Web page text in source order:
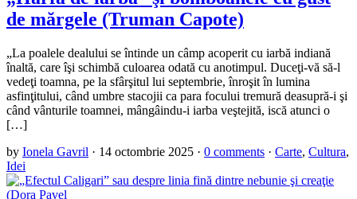
de mărgele (Truman Capote)
„La poalele dealului se întinde un câmp acoperit cu iarbă indiană
înaltă, care îşi schimbă culoarea odată cu anotimpul. Duceţi-vă să-l
vedeţi toamna, pe la sfârşitul lui septembrie, înroşit în lumina
asfinţitului, când umbre stacojii ca para focului tremură deasupră-i şi
când vânturile toamnei, mângâindu-i iarba veştejită, iscă atunci o
[…]
by Ionela Gavril · 14 octombrie 2025 · 0 comments · Carte, Cultura,
Idei